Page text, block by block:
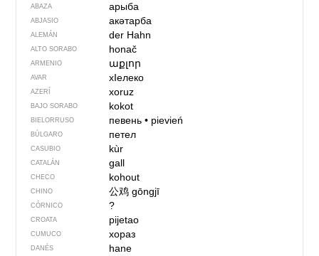
ABAZA арыба
ABJASIO акәтарба
ALEMÁN der Hahn
ALTO SORABO honač
ARMENIO աքլոր
AVAR хIелеко
AZERÍ xoruz
BAJO SORABO kokot
BIELORRUSO певень• pievień
BÚLGARO петел
CASUBIO kùr
CATALÁN gall
CHECO kohout
CHINO 公鸡gōngjī
CÓRNICO ?
CROATA pijetao
CUMUCO хораз
DANÉS hane